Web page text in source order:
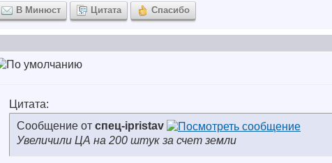
В Минюст Цитата Спасибо
Цитата:
Сообщение от спец-ipristav
Увеличили ЦА на 200 штук за счет земли